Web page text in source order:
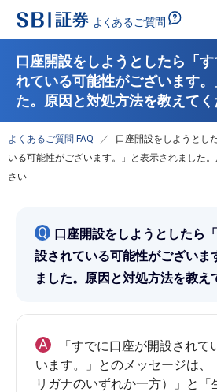
口座開設をしようとしたら「
れている可能性がございます
た。原因と対処方法を教えて
よくあるご質問 FAQ
口座開設をしようとし
いる可能性がございます。」と表示されました
さい
Q
口座開設をしようとしたら
設されている可能性がございま
ました。原因と対処方法を教え
A
「すでに口座が開設され
います。」とのメッセージは、
リガナのいずれか一方）」と「